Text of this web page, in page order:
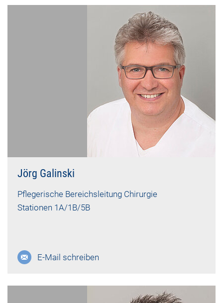
Jörg Galinski
Pflegerische Bereichsleitung Chirurgie
Stationen 1A/1B/5B
E-Mail schreiben